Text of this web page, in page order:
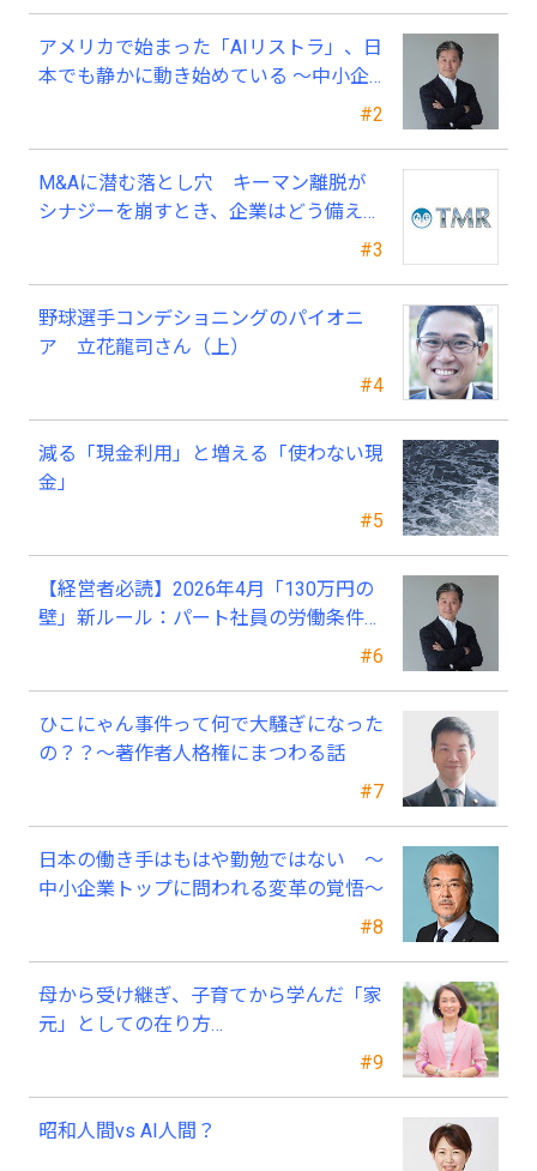
#2
アメリカで始まった「AIリストラ」、日
本でも静かに動き始めている ～中小企
業経営者が今、見直すべき採用・業務・
#3
M&Aに潜む落とし穴 キーマン離脱が
シナジーを崩すとき、企業はどう備える
#4
野球選手コンデショニングのパイオニ
ア 立花龍司さん（上）
#5
減る「現金利用」と増える「使わない現
金」
#6
【経営者必読】2026年4月「130万円の
壁」新ルール：パート社員の労働条件通
#7
ひこにゃん事件って何で大騒ぎになった
の？？～著作者人格権にまつわる話
#8
日本の働き手はもはや勤勉ではない ～
中小企業トップに問われる変革の覚悟～
#9
母から受け継ぎ、子育てから学んだ「家
元」としての在り方…
昭和人間vs AI人間？